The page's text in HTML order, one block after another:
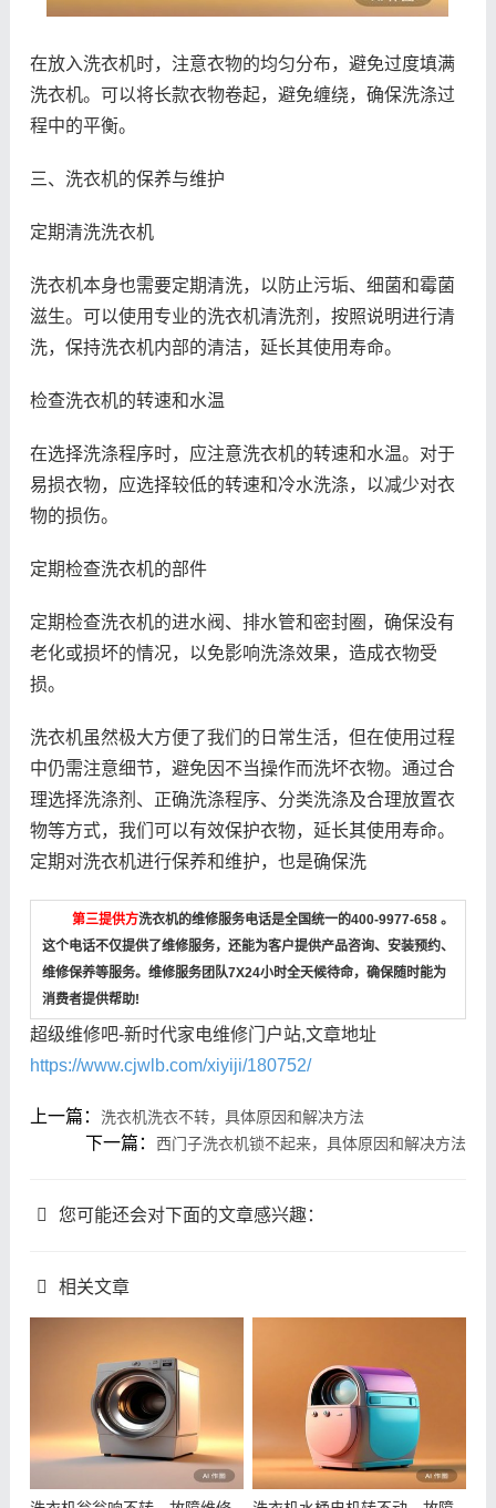
在放入洗衣机时，注意衣物的均匀分布，避免过度填满
洗衣机。可以将长款衣物卷起，避免缠绕，确保洗涤过
程中的平衡。
三、洗衣机的保养与维护
定期清洗洗衣机
洗衣机本身也需要定期清洗，以防止污垢、细菌和霉菌
滋生。可以使用专业的洗衣机清洗剂，按照说明进行清
洗，保持洗衣机内部的清洁，延长其使用寿命。
检查洗衣机的转速和水温
在选择洗涤程序时，应注意洗衣机的转速和水温。对于
易损衣物，应选择较低的转速和冷水洗涤，以减少对衣
物的损伤。
定期检查洗衣机的部件
定期检查洗衣机的进水阀、排水管和密封圈，确保没有
老化或损坏的情况，以免影响洗涤效果，造成衣物受
损。
洗衣机虽然极大方便了我们的日常生活，但在使用过程
中仍需注意细节，避免因不当操作而洗坏衣物。通过合
理选择洗涤剂、正确洗涤程序、分类洗涤及合理放置衣
物等方式，我们可以有效保护衣物，延长其使用寿命。
定期对洗衣机进行保养和维护，也是确保洗
第三提供方洗衣机的维修服务电话是全国统一的400-9977-658 。
这个电话不仅提供了维修服务，还能为客户提供产品咨询、安装预约、
维修保养等服务。维修服务团队7X24小时全天候待命，确保随时能为
消费者提供帮助!
超级维修吧-新时代家电维修门户站,文章地址
https://www.cjwlb.com/xiyiji/180752/
上一篇： 洗衣机洗衣不转，具体原因和解决方法
下一篇：西门子洗衣机锁不起来，具体原因和解决方法
您可能还会对下面的文章感兴趣：
相关文章